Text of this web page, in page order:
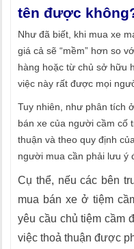
tên được
Như đã biết, khi mua xe
giá cả sẽ “mềm” hơn so
hàng hoặc từ chủ sở hữu
việc này rất được mọi
Tuy nhiên, như phân tích
bán xe của người cầm cố
thuận và theo quy định
người mua cần phải lưu ý
Cụ thể, nếu các bên
mua bán xe ở tiệm
yêu cầu chủ tiệm cầm
việc thoả thuận được